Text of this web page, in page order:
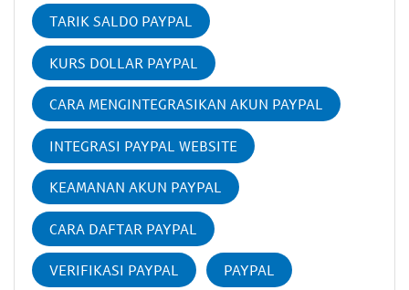
TARIK SALDO PAYPAL
KURS DOLLAR PAYPAL
CARA MENGINTEGRASIKAN AKUN PAYPAL
INTEGRASI PAYPAL WEBSITE
KEAMANAN AKUN PAYPAL
CARA DAFTAR PAYPAL
VERIFIKASI PAYPAL PAYPAL